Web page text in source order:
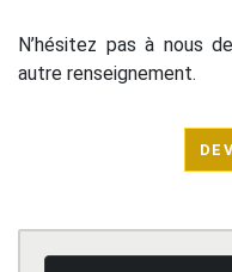
N’hésitez pas à nous
autre renseignement.